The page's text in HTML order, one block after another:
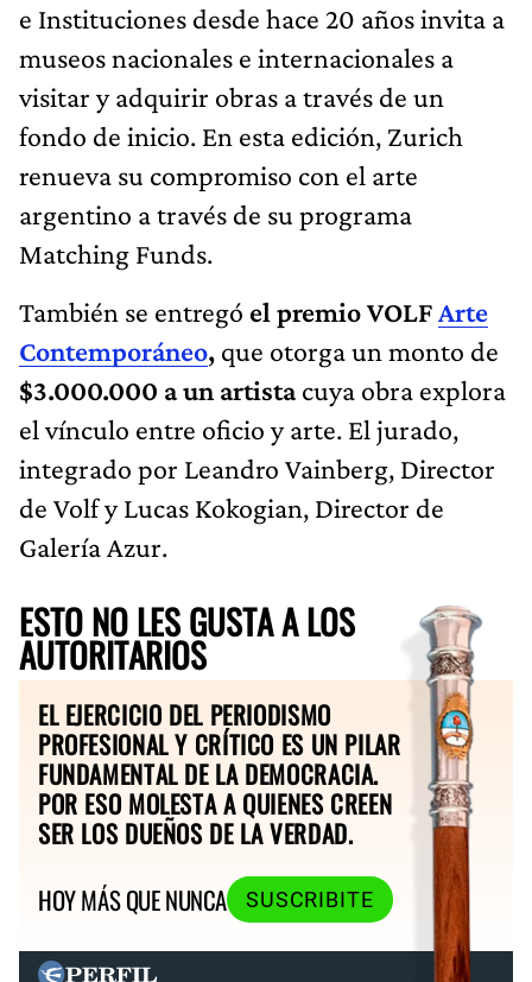
e Instituciones desde hace 20 años invita a
museos nacionales e internacionales a
visitar y adquirir obras a través de un
fondo de inicio. En esta edición, Zurich
renueva su compromiso con el arte
argentino a través de su programa
Matching Funds.
También se entregó el premio VOLFArte
Contemporáneo, que otorga un monto de
$3.000.000 a un artistacuya obra explora
el vínculo entre oficio y arte. El jurado,
integrado por Leandro Vainberg, Director
de Volf y Lucas Kokogian, Director de
Galería Azur.
ESTO NO LES GUSTA A LOS
AUTORITARIOS
EL EJERCICIO DEL PERIODISMO
PROFESIONAL Y CRÍTICO ES UN PILAR
FUNDAMENTAL DE LA DEMOCRACIA.
POR ESO MOLESTA A QUIENES CREEN
SER LOS DUEÑOS DE LA VERDAD.
HOY MÁS QUE NUNCA
SUSCRIBITE